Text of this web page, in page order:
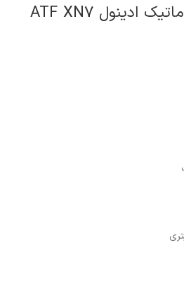
روغن گیربکس اتوماتیک ادینول ATF XN7